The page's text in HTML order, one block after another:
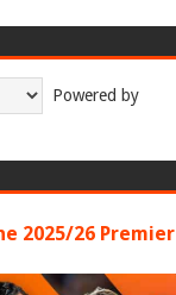
Powered by
2025/26 Premier